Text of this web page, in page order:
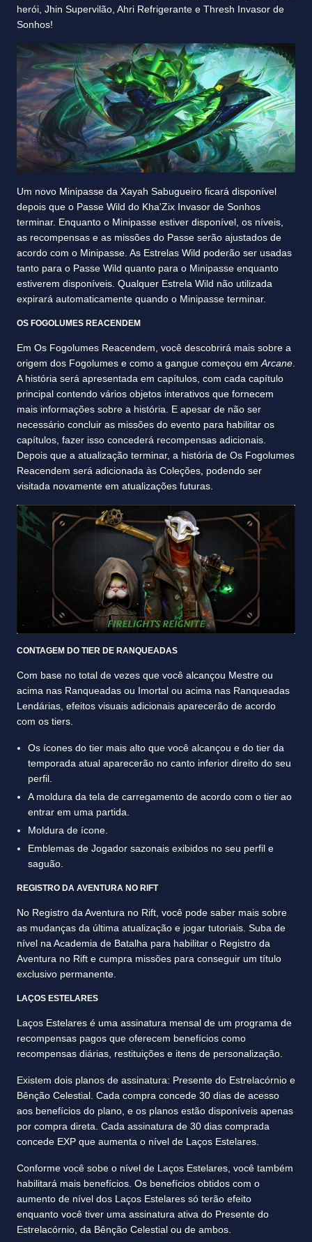
herói, Jhin Supervilão, Ahri Refrigerante e Thresh Invasor de
Sonhos!
Um novo Minipasse da Xayah Sabugueiro ficará disponível
depois que o Passe Wild do Kha'Zix Invasor de Sonhos
terminar. Enquanto o Minipasse estiver disponível, os níveis,
as recompensas e as missões do Passe serão ajustados de
acordo com o Minipasse. As Estrelas Wild poderão ser usadas
tanto para o Passe Wild quanto para o Minipasse enquanto
estiverem disponíveis. Qualquer Estrela Wild não utilizada
expirará automaticamente quando o Minipasse terminar.
OS FOGOLUMES REACENDEM
Em Os Fogolumes Reacendem, você descobrirá mais sobre a
origem dos Fogolumes e como a gangue começou em Arcane
A história será apresentada em capítulos, com cada capítulo
principal contendo vários objetos interativos que fornecem
mais informações sobre a história. E apesar de não ser
necessário concluir as missões do evento para habilitar os
capítulos, fazer isso concederá recompensas adicionais.
Depois que a atualização terminar, a história de Os Fogolumes
Reacendem será adicionada às Coleções, podendo ser
visitada novamente em atualizações futuras.
CONTAGEM DO TIER DE RANQUEADAS
Com base no total de vezes que você alcançou Mestre ou
acima nas Ranqueadas ou Imortal ou acima nas Ranqueadas
Lendárias, efeitos visuais adicionais aparecerão de acordo
com os tiers.
Os ícones do tier mais alto que você alcançou e do tier da
temporada atual aparecerão no canto inferior direito do seu
perfil.
A moldura da tela de carregamento de acordo com o tier ao
entrar em uma partida.
Moldura de ícone.
Emblemas de Jogador sazonais exibidos no seu perfil e
saguão.
REGISTRO DA AVENTURA NO RIFT
No Registro da Aventura no Rift, você pode saber mais sobre
as mudanças da última atualização e jogar tutoriais. Suba de
nível na Academia de Batalha para habilitar o Registro da
Aventura no Rift e cumpra missões para conseguir um título
exclusivo permanente.
LAÇOS ESTELARES
Laços Estelares é uma assinatura mensal de um programa de
recompensas pagos que oferecem benefícios como
recompensas diárias, restituições e itens de personalização.
Existem dois planos de assinatura: Presente do Estrelacórnio e
Bênção Celestial. Cada compra concede 30 dias de acesso
aos benefícios do plano, e os planos estão disponíveis apenas
por compra direta. Cada assinatura de 30 dias comprada
concede EXP que aumenta o nível de Laços Estelares.
Conforme você sobe o nível de Laços Estelares, você também
habilitará mais benefícios. Os benefícios obtidos com o
aumento de nível dos Laços Estelares só terão efeito
enquanto você tiver uma assinatura ativa do Presente do
Estrelacórnio, da Bênção Celestial ou de ambos.